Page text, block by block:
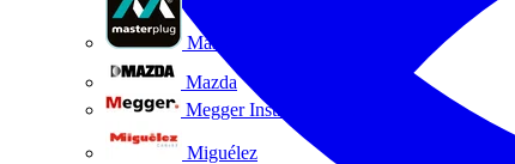
Masterplug
Mazda
Megger Instruments S.L.
Miguélez